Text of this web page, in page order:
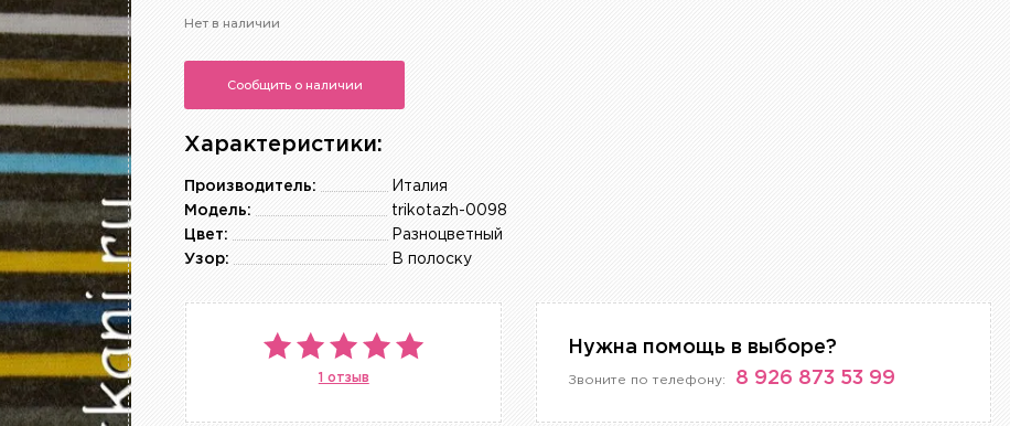
Нет в наличии
Сообщить о наличии
Характеристики:
Италия
Производитель:
trikotazh-0098
Модель:
Разноцветный
Цвет:
В полоску
Узор:
1 отзыв
Нужна помощь в выборе?
Звоните по телефону: 8 926 873 53 99